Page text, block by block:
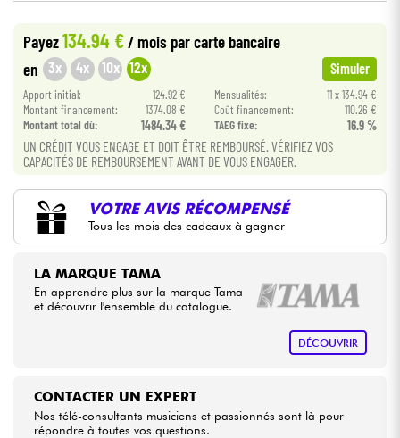
Câbles & Access.
HiFi
Packs
Voir nos marques
Payez134.94 €/ mois par carte bancaire
en 3x 4x 10x 12x Simuler
Apport initial: 124.92 € Mensualités:
11 x 134.94 €
Montant financement:
1374.08 € Coût financement:
110.26 €
Montant total dù:
1484.34 € TAEG fixe: 16.9 %
UN CRÉDIT VOUS ENGAGE ET DOIT ÊTRE REMBOURSÉ. VÉRIFIEZ VOS
CAPACITÉS DE REMBOURSEMENT AVANT DE VOUS ENGAGER.
VOTRE AVIS RÉCOMPENSÉ
Tous les mois des cadeaux à gagner
LA MARQUE TAMA
En apprendre plus sur la marque Tama
et découvrir l'ensemble du catalogue.
DÉCOUVRIR
CONTACTER UN EXPERT
Nos télé-consultants musiciens et passionnés sont là pour
répondre à toutes vos questions.